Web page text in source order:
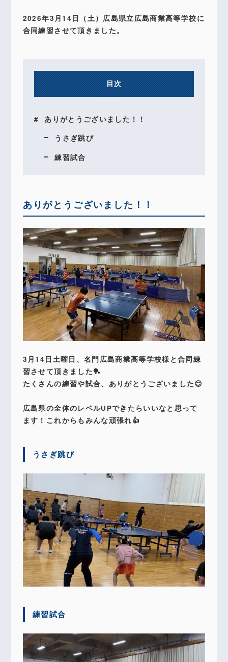
2026年3月14日（土）広島県立広島商業高等学校に
合同練習させて頂きました。
目次
ありがとうございました！！
うさぎ跳び
練習試合
ありがとうございました！！
3月14日土曜日、名門広島商業高等学校様と合同練
習させて頂きました🏓
たくさんの練習や試合、ありがとうございました😊
広島県の全体のレベルUPできたらいいなと思って
ます！これからもみんな頑張れ👍
うさぎ跳び
練習試合